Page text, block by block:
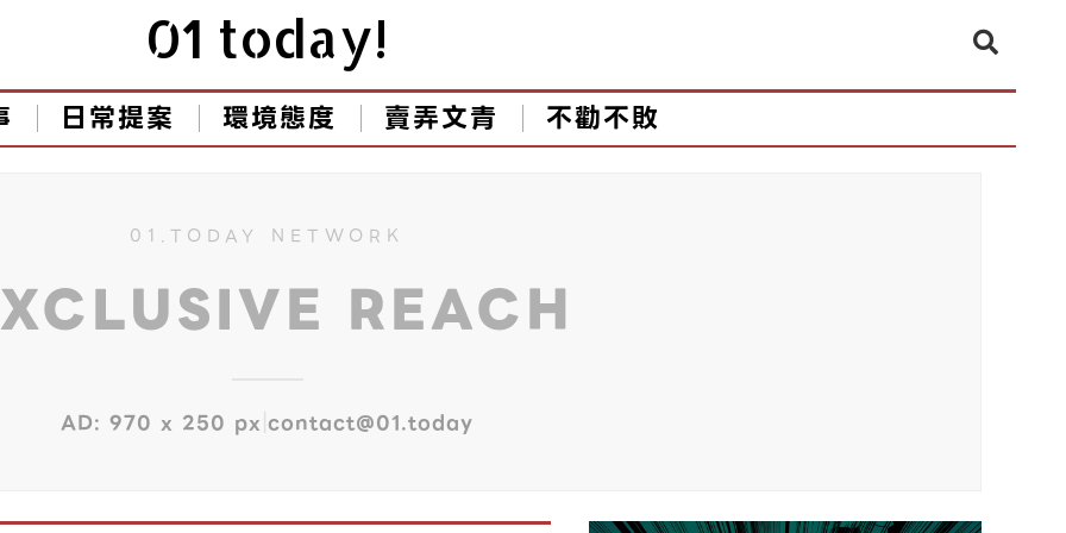
01 today!
日常提案 環境態度 賣弄文青 不勸不敗
01.TODAY NETWORK
REACH
AD: 970 x 250 px|contact@01.today